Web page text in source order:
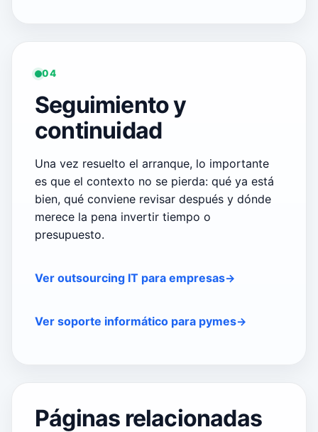
04
Seguimiento y
continuidad
Una vez resuelto el arranque, lo importante
es que el contexto no se pierda: qué ya está
bien, qué conviene revisar después y dónde
merece la pena invertir tiempo o
presupuesto.
Ver outsourcing IT para empresas
Ver soporte informático para pymes
Páginas relacionadas